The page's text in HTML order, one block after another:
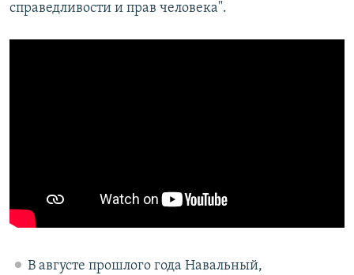
справедливости и прав человека".
В августе прошлого года Навальный,